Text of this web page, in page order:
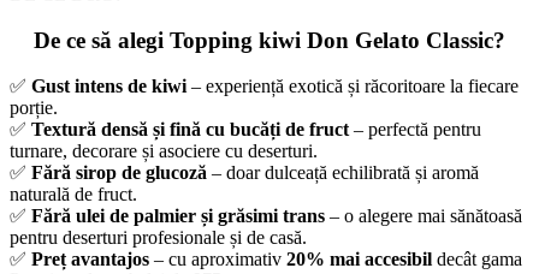
De ce să alegi Topping kiwi Don Gelato Classic?
✅ Gust intens de kiwi – experiență exotică și răcoritoare la fiecare
porție.
✅ Textură densă și fină cu bucăți de fruct – perfectă pentru
turnare, decorare și asociere cu deserturi.
✅ Fără sirop de glucoză – doar dulceață echilibrată și aromă
naturală de fruct.
✅ Fără ulei de palmier și grăsimi trans – o alegere mai sănătoasă
pentru deserturi profesionale și de casă.
✅ Preț avantajos – cu aproximativ 20% mai accesibil decât gama